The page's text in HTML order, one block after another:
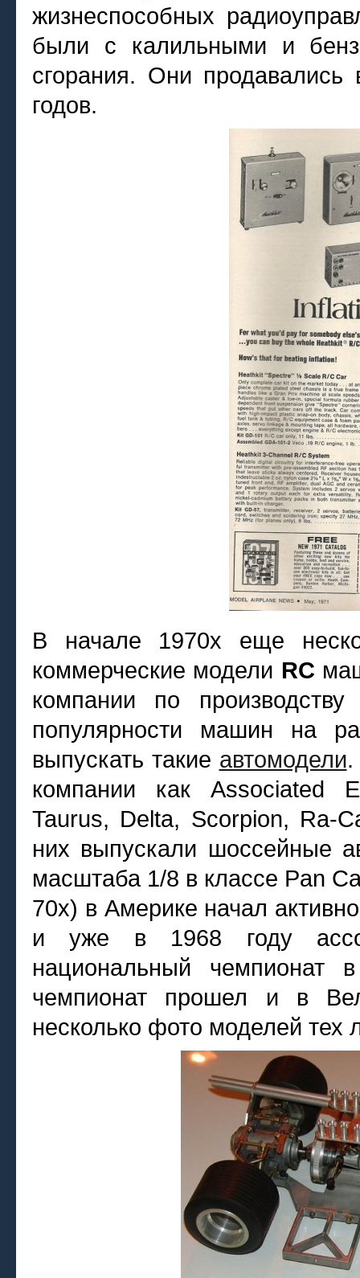
жизнеспособных
были с калильными и
сгорания. Они
годов.
В начале 1970х еще
коммерческие модели RC
компании по
популярности машин на
выпускать такие автомодели.
компании как Associated
Taurus, Delta, Scorpion, Ra-
них выпускали шоссейные
масштаба 1/8 в классе Pan
70х) в Америке начал
и уже в 1968 году
национальный
чемпионат прошел и в
несколько фото моделей тех